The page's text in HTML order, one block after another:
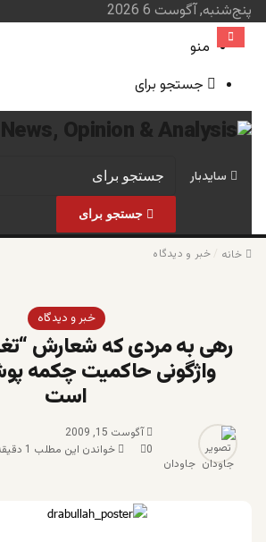
پنج‌شنبه, آگوست 6 2026
منو
جستجو برای
سایدبار
جستجو برای
خانه خبر و دیدگاه
خبر و دیدگاه
رهی به مردی که شعارش
واژگونی حاکمیت چکمه
است
جاودان
آگوست 15, 2009
0
خواندن این مطلب 1 دقیقه زمان میبرد